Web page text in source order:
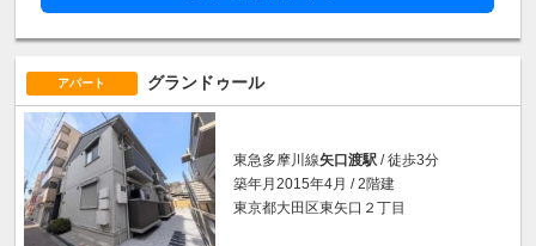
アパート グランドゥール
東急多摩川線矢口渡駅 / 徒歩3分
築年月2015年4月 / 2階建
東京都大田区東矢口２丁目